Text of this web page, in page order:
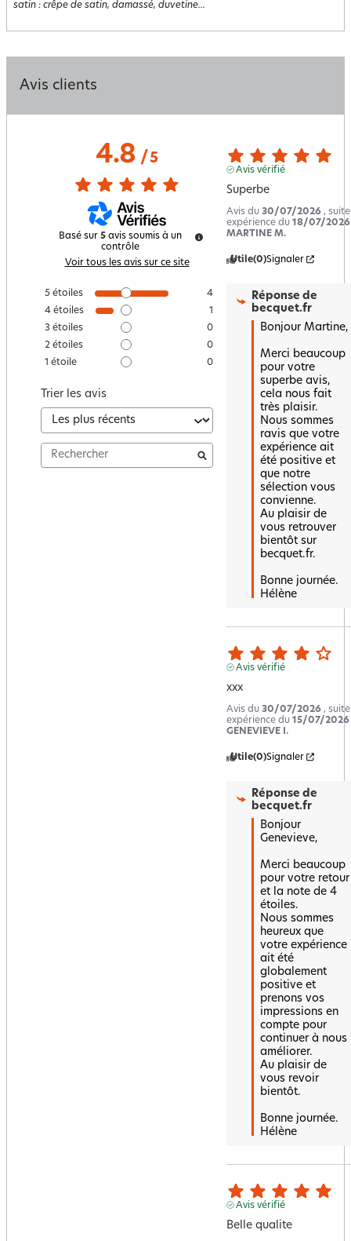
satin : crêpe de satin, damassé, duvetine...
Avis clients
4.8/ 5
Basé sur 5 avis soumis à un
contrôle
Voir tous les avis sur ce site
5 étoiles
4
4 étoiles
1
3 étoiles
0
2 étoiles
0
1 étoile 0
Trier les avis
Avis vérifié
Superbe
Avis du 30/07/2026 ,
expérience du 18/07/2026
MARTINE M.
Utile(0)Signaler
Réponse de
becquet.fr
Bonjour Martine,
Merci beaucoup
pour votre
superbe avis,
cela nous fait
très plaisir.
Nous sommes
ravis que votre
expérience ait
été positive et
que notre
sélection vous
convienne.
Au plaisir de
vous retrouver
bientôt sur
becquet.fr.
Bonne journée.
Hélène
Avis vérifié
xxx
Avis du 30/07/2026 ,
expérience du 15/07/2026
GENEVIEVE I.
Utile(0)Signaler
Réponse de
becquet.fr
Bonjour
Genevieve,
Merci beaucoup
pour votre retour
et la note de 4
étoiles.
Nous sommes
heureux que
votre expérience
ait été
globalement
positive et
prenons vos
impressions en
compte pour
continuer à nous
améliorer.
Au plaisir de
vous revoir
bientôt.
Bonne journée.
Hélène
Avis vérifié
Belle qualite